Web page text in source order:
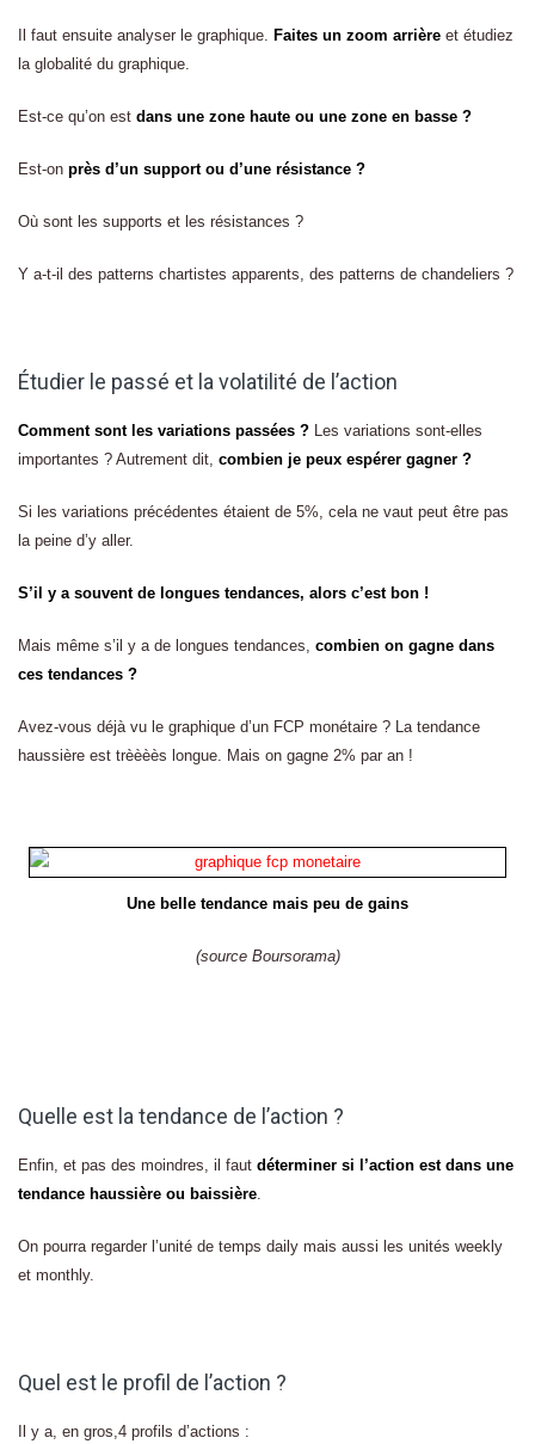
Il faut ensuite analyser le graphique. Faites un zoom arrière et étudiez
la globalité du graphique.
Est-ce qu’on est dans une zone haute ou une zone en basse ?
Est-on près d’un support ou d’une résistance ?
Où sont les supports et les résistances ?
Y a-t-il des patterns chartistes apparents, des patterns de chandeliers ?
Étudier le passé et la volatilité de l’action
Comment sont les variations passées ? Les variations sont-elles
importantes ? Autrement dit, combien je peux espérer gagner ?
Si les variations précédentes étaient de 5%, cela ne vaut peut être pas
la peine d’y aller.
S’il y a souvent de longues tendances, alors c’est bon !
Mais même s’il y a de longues tendances, combien on gagne dans
ces tendances ?
Avez-vous déjà vu le graphique d’un FCP monétaire ? La tendance
haussière est trèèèès longue. Mais on gagne 2% par an !
Une belle tendance mais peu de gains
(source Boursorama)
Quelle est la tendance de l’action ?
Enfin, et pas des moindres, il faut déterminer si l’action est dans une
tendance haussière ou baissière.
On pourra regarder l’unité de temps daily mais aussi les unités weekly
et monthly.
Quel est le profil de l’action ?
Il y a, en gros,4 profils d’actions :